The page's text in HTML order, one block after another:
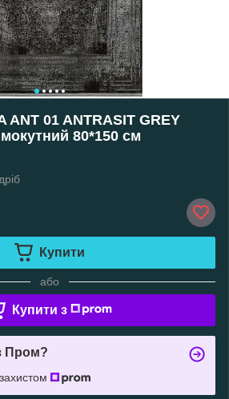
ANT 01 ANTRASIT GREY
80*150 см
Купити
або
Купити з
Пром?